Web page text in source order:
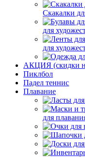
Скакалки
для
для
АКЦИЯ (скидки
Пиклбол
Падел теннис
Плавание
для